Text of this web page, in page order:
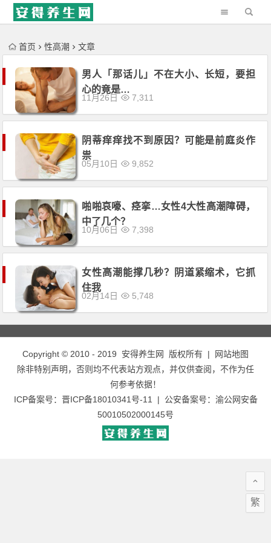
'); })();
首页 性高潮 文章
男人「那话儿」不在大小、长短，要担
心的竟是…
11月26日 7,311
阴蒂痒痒找不到原因？可能是前庭炎作
祟
05月10日 9,852
啪啪哀嚎、痉挛…女性4大性高潮障碍，
中了几个？
10月06日 7,398
女性高潮能撑几秒？阴道紧缩术，它抓
住我
02月14日 5,748
Copyright © 2010 - 2019 安得养生网 版权所有 |
网站地图
除非特别声明，否则均不代表站方观点，并仅供查阅，不作为任
何参考依据！
ICP备案号： 晋ICP备18010341号-11 | 公安备案号： 渝公网安备
50010502000145号
繁